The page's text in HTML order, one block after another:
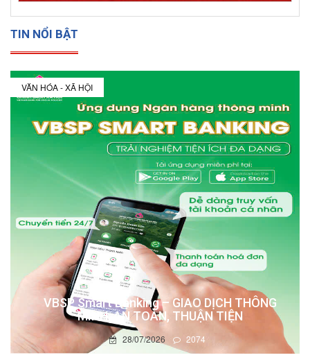
TIN NỔI BẬT
VĂN HÓA - XÃ HỘI
VBSP Smart Banking – GIAO DỊCH THÔNG
MINH, AN TOÀN, THUẬN TIỆN
28/07/2026 2074